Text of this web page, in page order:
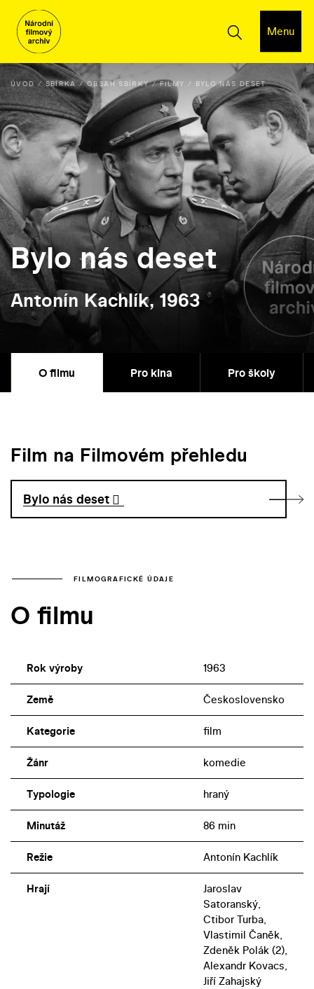
Menu
ÚVOD SBÍRKA OBSAH SBÍRKY FILMY BYLO NÁS DESET
Bylo nás deset
Antonín Kachlík, 1963
O filmu Pro kina Pro školy
Film na Filmovém přehledu
Bylo nás deset
FILMOGRAFICKÉ ÚDAJE
O filmu
Rok výroby 1963
Země Československo
Kategorie film
Žánr komedie
Typologie hraný
Minutáž 86 min
Režie Antonín Kachlík
Hrají
Jaroslav
Satoranský,
Ctibor Turba,
Vlastimil Čaněk,
Zdeněk Polák (2),
Alexandr Kovacs,
Jiří Zahajský